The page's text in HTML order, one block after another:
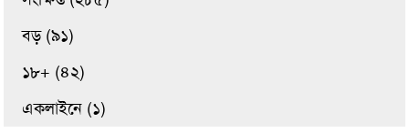
বড় (৯১)
১৮+ (৪২)
একলাইনে (১)